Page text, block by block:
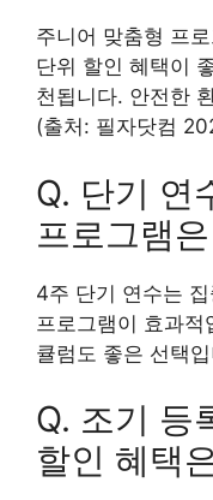
주니어 맞춤형 프
단위 할인 혜택이
천됩니다. 안전한
(출처: 필자닷컴
Q. 단기 연
프로그램
4주 단기 연수는
프로그램이 효과
큘럼도 좋은 선택
Q. 조기 등
할인 혜택